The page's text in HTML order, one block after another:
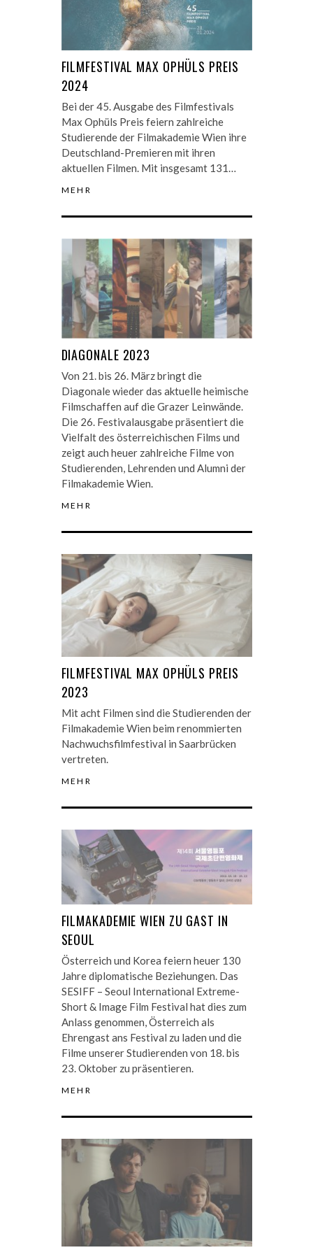
FILMFESTIVAL MAX OPHÜLS PREIS
2024
Bei der 45. Ausgabe des Filmfestivals
Max Ophüls Preis feiern zahlreiche
Studierende der Filmakademie Wien ihre
Deutschland-Premieren mit ihren
aktuellen Filmen. Mit insgesamt 131…
MEHR
DIAGONALE 2023
Von 21. bis 26. März bringt die
Diagonale wieder das aktuelle heimische
Filmschaffen auf die Grazer Leinwände.
Die 26. Festivalausgabe präsentiert die
Vielfalt des österreichischen Films und
zeigt auch heuer zahlreiche Filme von
Studierenden, Lehrenden und Alumni der
Filmakademie Wien.
MEHR
FILMFESTIVAL MAX OPHÜLS PREIS
2023
Mit acht Filmen sind die Studierenden der
Filmakademie Wien beim renommierten
Nachwuchsfilmfestival in Saarbrücken
vertreten.
MEHR
FILMAKADEMIE WIEN ZU GAST IN
SEOUL
Österreich und Korea feiern heuer 130
Jahre diplomatische Beziehungen. Das
SESIFF – Seoul International Extreme-
Short & Image Film Festival hat dies zum
Anlass genommen, Österreich als
Ehrengast ans Festival zu laden und die
Filme unserer Studierenden von 18. bis
23. Oktober zu präsentieren.
MEHR